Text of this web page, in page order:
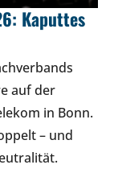
Kaputtes
auf der
in Bonn.
– und